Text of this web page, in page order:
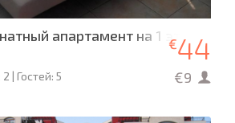
апартамент на 1 этаже
| Гостей: 5
€44
€9